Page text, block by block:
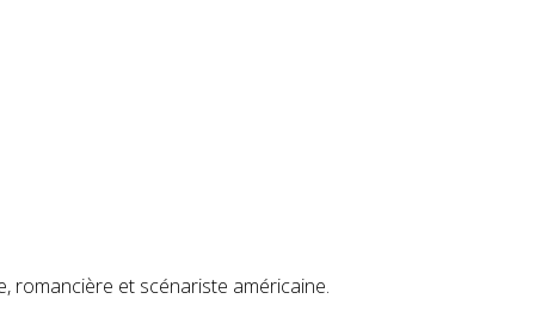
romancière et scénariste américaine.